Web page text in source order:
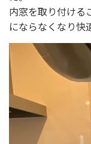
内窓を取り付ける
にならなくなり快